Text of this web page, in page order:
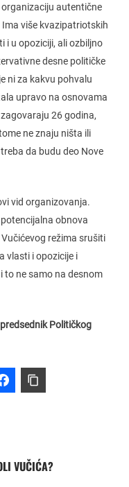
autentične
više kvazipatriotskih
i u opoziciji, ali ozbiljno
desne političke
ni za kakvu pohvalu
upravo na osnovama
26 godina,
ne znaju ništa ili
da budu deo Nove
vid organizovanja.
obnova
režima srušiti
vlasti i opozicije i
to ne samo na desnom
Političkog
VUČIĆA?